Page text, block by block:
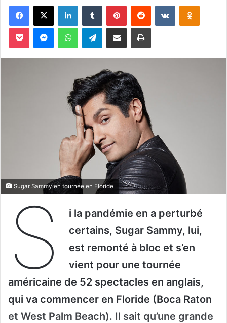
Facebook
X LinkedinTumblr PinterestReddit VKontakte
Pocket MessengerWhatsAppTelegramPartager par email Imprimer
Sugar Sammy en tournée en Floride
S
i la pandémie en a perturbé
certains, Sugar Sammy, lui,
est remonté à bloc et s’en
vient pour une tournée
américaine de 52 spectacles en anglais,
qui va commencer en Floride (Boca Raton
et West Palm Beach). Il sait qu’une grande